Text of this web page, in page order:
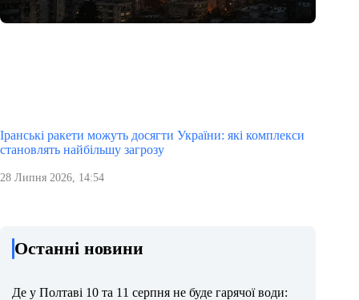
Іранські ракети можуть досягти України: які комплекси
становлять найбільшу загрозу
28 Липня 2026, 14:54
Останні новини
Де у Полтаві 10 та 11 серпня не буде гарячої води: